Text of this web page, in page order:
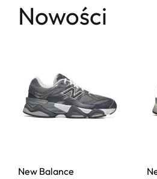
Nowości
New Balance